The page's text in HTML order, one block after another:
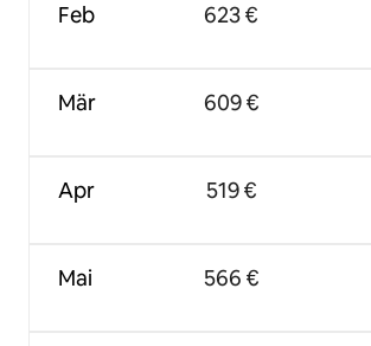
Feb
Mär
Apr
Mai
623 €
609 €
519 €
566 €